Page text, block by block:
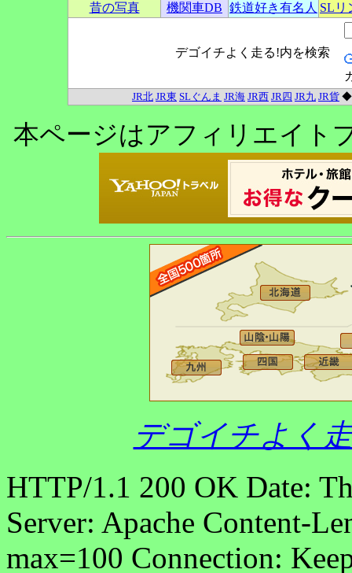
昔の写真
機関車DB 鉄道好き有名人 SLリ
デゴイチよく走る!内を検索
JR北 JR東 SLぐんま JR海 JR西 JR四 JR九 JR貨
本ページはアフィリエイト
デゴイチよく
HTTP/1.1 200 OK Date:
Server: Apache Content-
max=100 Connection: